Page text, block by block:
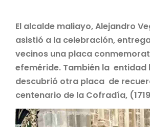
El alcalde maliayo, Alejandro
asistió a la celebración,
vecinos una placa
efeméride. También la entidad
descubrió otra placa de
centenario de la Cofradía,